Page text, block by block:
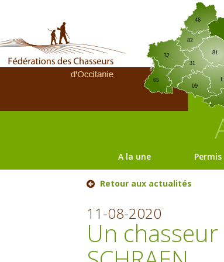
09
31
32
46
65
81
82
A la une
Retour aux actualités
11-08-2020
Un